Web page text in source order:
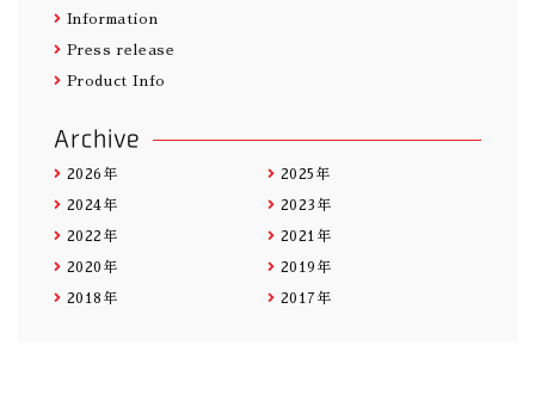
Information
Press release
Product Info
Archive
2026年 2025年
2024年 2023年
2022年 2021年
2020年 2019年
2018年 2017年